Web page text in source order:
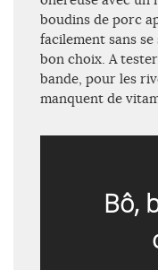
boudins de porc
facilement sans
bon choix. A
bande, pour les
manquent de
Bô,